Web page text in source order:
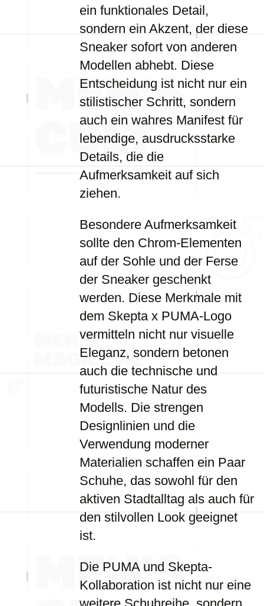
ein funktionales Detail,
sondern ein Akzent, der diese
Sneaker sofort von anderen
Modellen abhebt. Diese
Entscheidung ist nicht nur ein
stilistischer Schritt, sondern
auch ein wahres Manifest für
lebendige, ausdrucksstarke
Details, die die
Aufmerksamkeit auf sich
ziehen.
Besondere Aufmerksamkeit
sollte den Chrom-Elementen
auf der Sohle und der Ferse
der Sneaker geschenkt
werden. Diese Merkmale mit
dem Skepta x PUMA-Logo
vermitteln nicht nur visuelle
Eleganz, sondern betonen
auch die technische und
futuristische Natur des
Modells. Die strengen
Designlinien und die
Verwendung moderner
Materialien schaffen ein Paar
Schuhe, das sowohl für den
aktiven Stadtalltag als auch für
den stilvollen Look geeignet
ist.
Die PUMA und Skepta-
Kollaboration ist nicht nur eine